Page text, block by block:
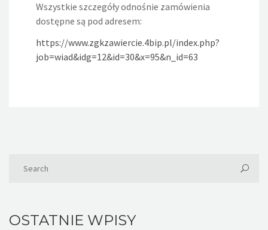
Wszystkie szczegóły odnośnie zamówienia
dostępne są pod adresem:
https://www.zgkzawiercie.4bip.pl/index.php?
job=wiad&idg=12&id=30&x=95&n_id=63
OSTATNIE WPISY